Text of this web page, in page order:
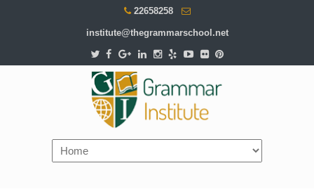
22658258
institute@thegrammarschool.net